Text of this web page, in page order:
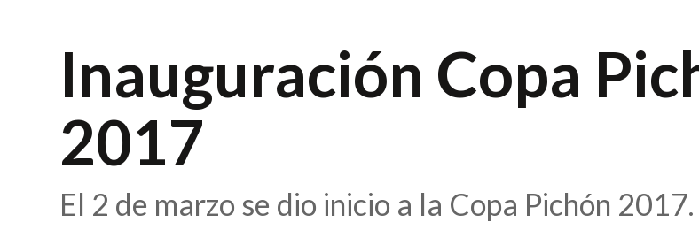
Inauguración Copa
2017
El 2 de marzo se dio inicio a la Copa Pichón 2017.